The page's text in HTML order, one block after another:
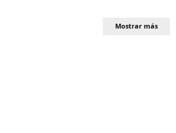
Mostrar más